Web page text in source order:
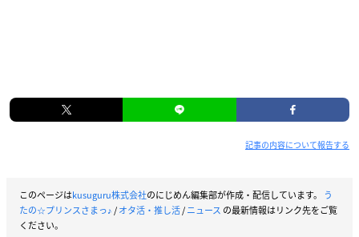
記事の内容について報告する
このページはkusuguru株式会社のにじめん編集部が作成・配信しています。
う
たの☆プリンスさまっ♪/オタ活・推し活/ニュース の最新情報はリンク先をご覧
ください。